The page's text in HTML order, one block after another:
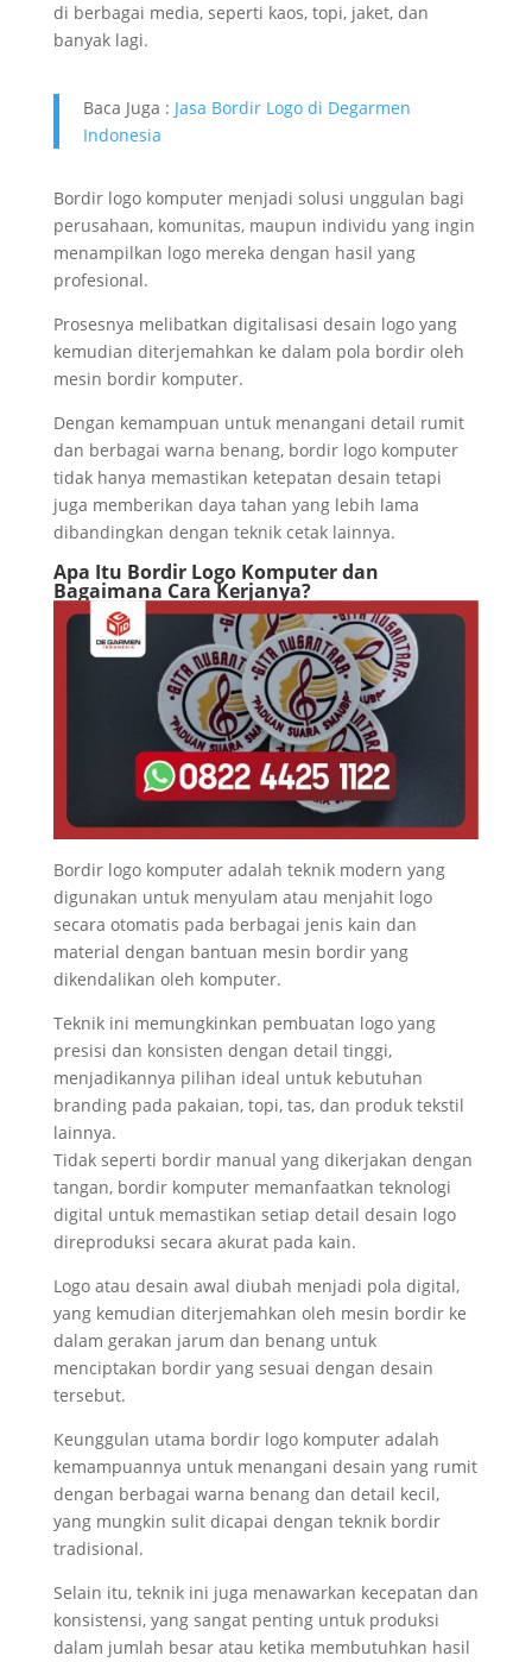
di berbagai media, seperti kaos, topi, jaket, dan
banyak lagi.
Baca Juga : Jasa Bordir Logo di Degarmen
Indonesia
Bordir logo komputer menjadi solusi unggulan bagi
perusahaan, komunitas, maupun individu yang ingin
menampilkan logo mereka dengan hasil yang
profesional.
Prosesnya melibatkan digitalisasi desain logo yang
kemudian diterjemahkan ke dalam pola bordir oleh
mesin bordir komputer.
Dengan kemampuan untuk menangani detail rumit
dan berbagai warna benang, bordir logo komputer
tidak hanya memastikan ketepatan desain tetapi
juga memberikan daya tahan yang lebih lama
dibandingkan dengan teknik cetak lainnya.
Apa Itu Bordir Logo Komputer dan
Bagaimana Cara Kerjanya?
Bordir logo komputer adalah teknik modern yang
digunakan untuk menyulam atau menjahit logo
secara otomatis pada berbagai jenis kain dan
material dengan bantuan mesin bordir yang
dikendalikan oleh komputer.
Teknik ini memungkinkan pembuatan logo yang
presisi dan konsisten dengan detail tinggi,
menjadikannya pilihan ideal untuk kebutuhan
branding pada pakaian, topi, tas, dan produk tekstil
lainnya.
Tidak seperti bordir manual yang dikerjakan dengan
tangan, bordir komputer memanfaatkan teknologi
digital untuk memastikan setiap detail desain logo
direproduksi secara akurat pada kain.
Logo atau desain awal diubah menjadi pola digital,
yang kemudian diterjemahkan oleh mesin bordir ke
dalam gerakan jarum dan benang untuk
menciptakan bordir yang sesuai dengan desain
tersebut.
Keunggulan utama bordir logo komputer adalah
kemampuannya untuk menangani desain yang rumit
dengan berbagai warna benang dan detail kecil,
yang mungkin sulit dicapai dengan teknik bordir
tradisional.
Selain itu, teknik ini juga menawarkan kecepatan dan
konsistensi, yang sangat penting untuk produksi
dalam jumlah besar atau ketika membutuhkan hasil